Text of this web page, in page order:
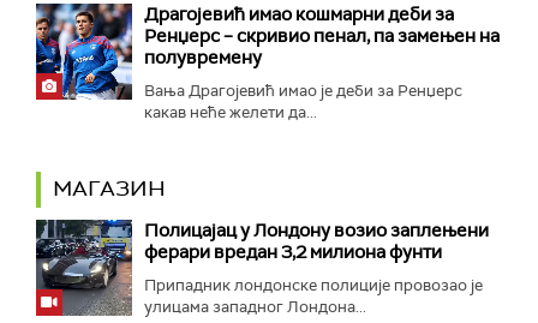
Драгојевић имао кошмарни деби за
Ренџерс – скривио пенал, па замењен на
полувремену
Вања Драгојевић имао је деби за Ренџерс
какав неће желети да...
МАГАЗИН
Полицајац у Лондону возио заплењени
ферари вредан 3,2 милиона фунти
Припадник лондонске полиције провозао је
улицама западног Лондона...